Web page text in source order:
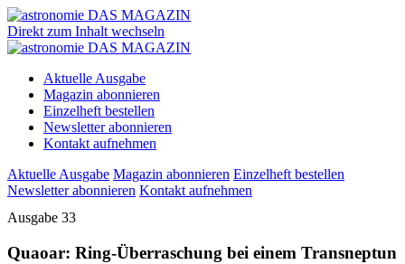
Direkt zum Inhalt wechseln
Aktuelle Ausgabe
Magazin abonnieren
Einzelheft bestellen
Newsletter abonnieren
Kontakt aufnehmen
Aktuelle Ausgabe Magazin abonnieren Einzelheft bestellen
Newsletter abonnieren Kontakt aufnehmen
Ausgabe 33
Quaoar: Ring-Überraschung bei einem Transneptun